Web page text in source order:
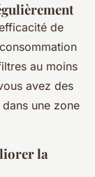
de
au moins
avez des
une zone
la